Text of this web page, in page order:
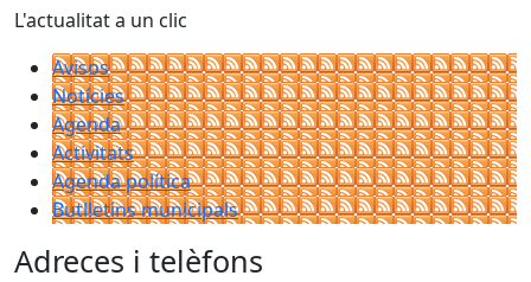
L'actualitat a un clic
Avisos
Notícies
Agenda
Activitats
Agenda política
Butlletins municipals
Adreces i telèfons